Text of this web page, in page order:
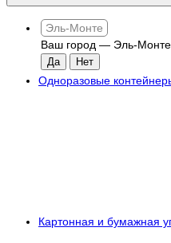
Эль-Монте
Ваш город — Эль-Монте
Одноразовые
Картонная и бумажная